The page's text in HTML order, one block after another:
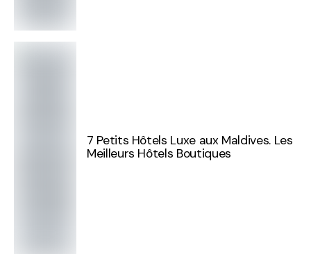
7 Petits Hôtels Luxe aux Maldives. Les
Meilleurs Hôtels Boutiques